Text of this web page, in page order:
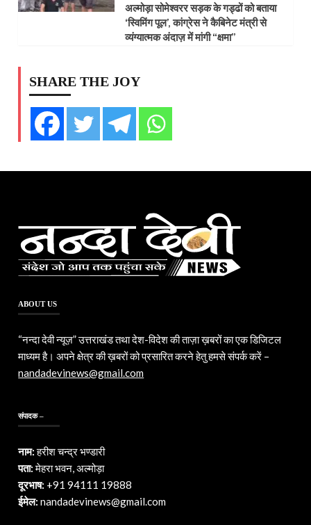
अल्मोड़ा सोमेश्वरर सड़क के गड्ढों को बताया
‘स्विमिंग पूल’, कांग्रेस ने कैबिनेट मंत्री से
व्यंग्यात्मक अंदाज़ में मांगी “क्षमा”
SHARE THE JOY
ABOUT US
“नन्दा देवी न्यूज़” उत्तराखंड तथा देश-विदेश की ताज़ा ख़बरों का एक डिजिटल
माध्यम है। अपने क्षेत्र की ख़बरों को प्रसारित करने हेतु हमसे संपर्क करें –
nandadevinews@gmail.com
संपादक –
नाम:हरीश चन्द्र भण्डारी
पता:मेहरा भवन, अल्मोड़ा
दूरभाष: +91 94111 19888
ईमेल:nandadevinews@gmail.com